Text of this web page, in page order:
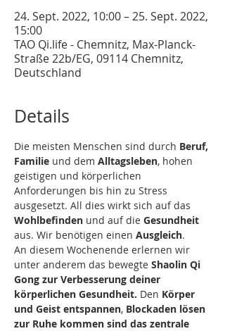
24. Sept. 2022, 10:00 – 25. Sept. 2022,
15:00
TAO Qi.life - Chemnitz, Max-Planck-
Straße 22b/EG, 09114 Chemnitz,
Deutschland
Details
Die meisten Menschen sind durch Beruf,
Familie und dem Alltagsleben, hohen
geistigen und körperlichen
Anforderungen bis hin zu Stress
ausgesetzt. All dies wirkt sich auf das
Wohlbefinden und auf die Gesundheit
aus. Wir benötigen einen Ausgleich.
An diesem Wochenende erlernen wir
unter anderem das bewegte Shaolin Qi
Gong zur Verbesserung deiner
körperlichen Gesundheit. Den Körper
und Geist entspannen, Blockaden lösen
zur Ruhe kommen sind das zentrale